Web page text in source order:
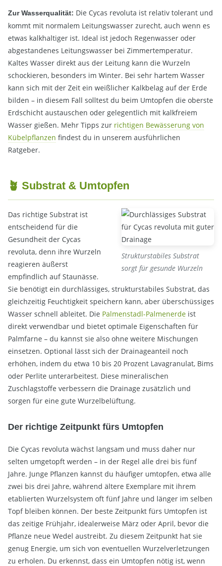
Zur Wasserqualität: Die Cycas revoluta ist relativ tolerant und
kommt mit normalem Leitungswasser zurecht, auch wenn es
etwas kalkhaltiger ist. Ideal ist jedoch Regenwasser oder
abgestandenes Leitungswasser bei Zimmertemperatur.
Kaltes Wasser direkt aus der Leitung kann die Wurzeln
schockieren, besonders im Winter. Bei sehr hartem Wasser
kann sich mit der Zeit ein weißlicher Kalkbelag auf der Erde
bilden – in diesem Fall solltest du beim Umtopfen die oberste
Erdschicht austauschen oder gelegentlich mit kalkfreiem
Wasser gießen. Mehr Tipps zur richtigen Bewässerung von
Kübelpflanzen findest du in unserem ausführlichen
Ratgeber.
🪴 Substrat & Umtopfen
Strukturstabiles Substrat
sorgt für gesunde Wurzeln
Das richtige Substrat ist
entscheidend für die
Gesundheit der Cycas
revoluta, denn ihre Wurzeln
reagieren äußerst
empfindlich auf Staunässe.
Sie benötigt ein durchlässiges, strukturstabiles Substrat, das
gleichzeitig Feuchtigkeit speichern kann, aber überschüssiges
Wasser schnell ableitet. Die Palmenstadl-Palmenerde ist
direkt verwendbar und bietet optimale Eigenschaften für
Palmfarne – du kannst sie also ohne weitere Mischungen
einsetzen. Optional lässt sich der Drainageanteil noch
erhöhen, indem du etwa 10 bis 20 Prozent Lavagranulat, Bims
oder Perlite unterarbeitest. Diese mineralischen
Zuschlagstoffe verbessern die Drainage zusätzlich und
sorgen für eine gute Wurzelbelüftung.
Der richtige Zeitpunkt fürs Umtopfen
Die Cycas revoluta wächst langsam und muss daher nur
selten umgetopft werden – in der Regel alle drei bis fünf
Jahre. Junge Pflanzen kannst du häufiger umtopfen, etwa alle
zwei bis drei Jahre, während ältere Exemplare mit ihrem
etablierten Wurzelsystem oft fünf Jahre und länger im selben
Topf bleiben können. Der beste Zeitpunkt fürs Umtopfen ist
das zeitige Frühjahr, idealerweise März oder April, bevor die
Pflanze neue Wedel austreibt. Zu diesem Zeitpunkt hat sie
genug Energie, um sich von eventuellen Wurzelverletzungen
zu erholen. Du erkennst, dass ein Umtopfen nötig ist, wenn